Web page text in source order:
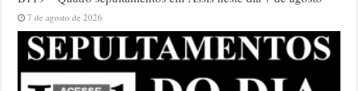
7 de agosto de 2026